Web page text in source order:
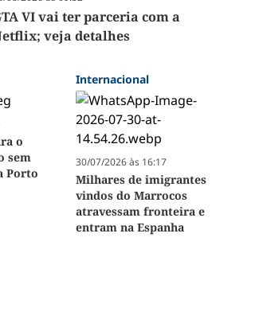
VI vai ter parceria com a
veja detalhes
o
sem
Porto
Internacional
30/07/2026 às 16:17
Milhares de imigrantes
vindos do Marrocos
atravessam fronteira e
entram na Espanha